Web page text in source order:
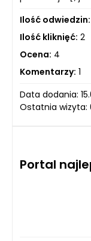
Ilość odwiedzin:
Ilość kliknięć: 2
Ocena: 4
Komentarzy: 1
Data dodania:
Ostatnia wizyta:
Portal